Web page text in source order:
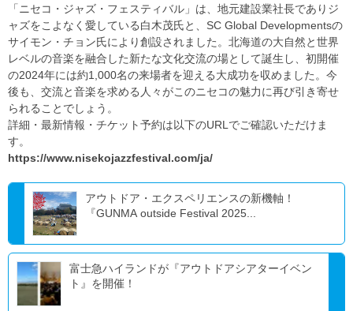
「ニセコ・ジャズ・フェスティバル」は、地元建設業社長でありジ
ャズをこよなく愛している白木茂氏と、SC Global Developmentsの
サイモン・チョン氏により創設されました。北海道の大自然と世界
レベルの音楽を融合した新たな文化交流の場として誕生し、初開催
の2024年には約1,000名の来場者を迎える大成功を収めました。今
後も、交流と音楽を求める人々がこのニセコの魅力に再び引き寄せ
られることでしょう。
詳細・最新情報・チケット予約は以下のURLでご確認いただけま
す。
https://www.nisekojazzfestival.com/ja/
アウトドア・エクスペリエンスの新機軸！
『GUNMA outside Festival 2025...
富士急ハイランドが『アウトドアシアターイベン
ト』を開催！